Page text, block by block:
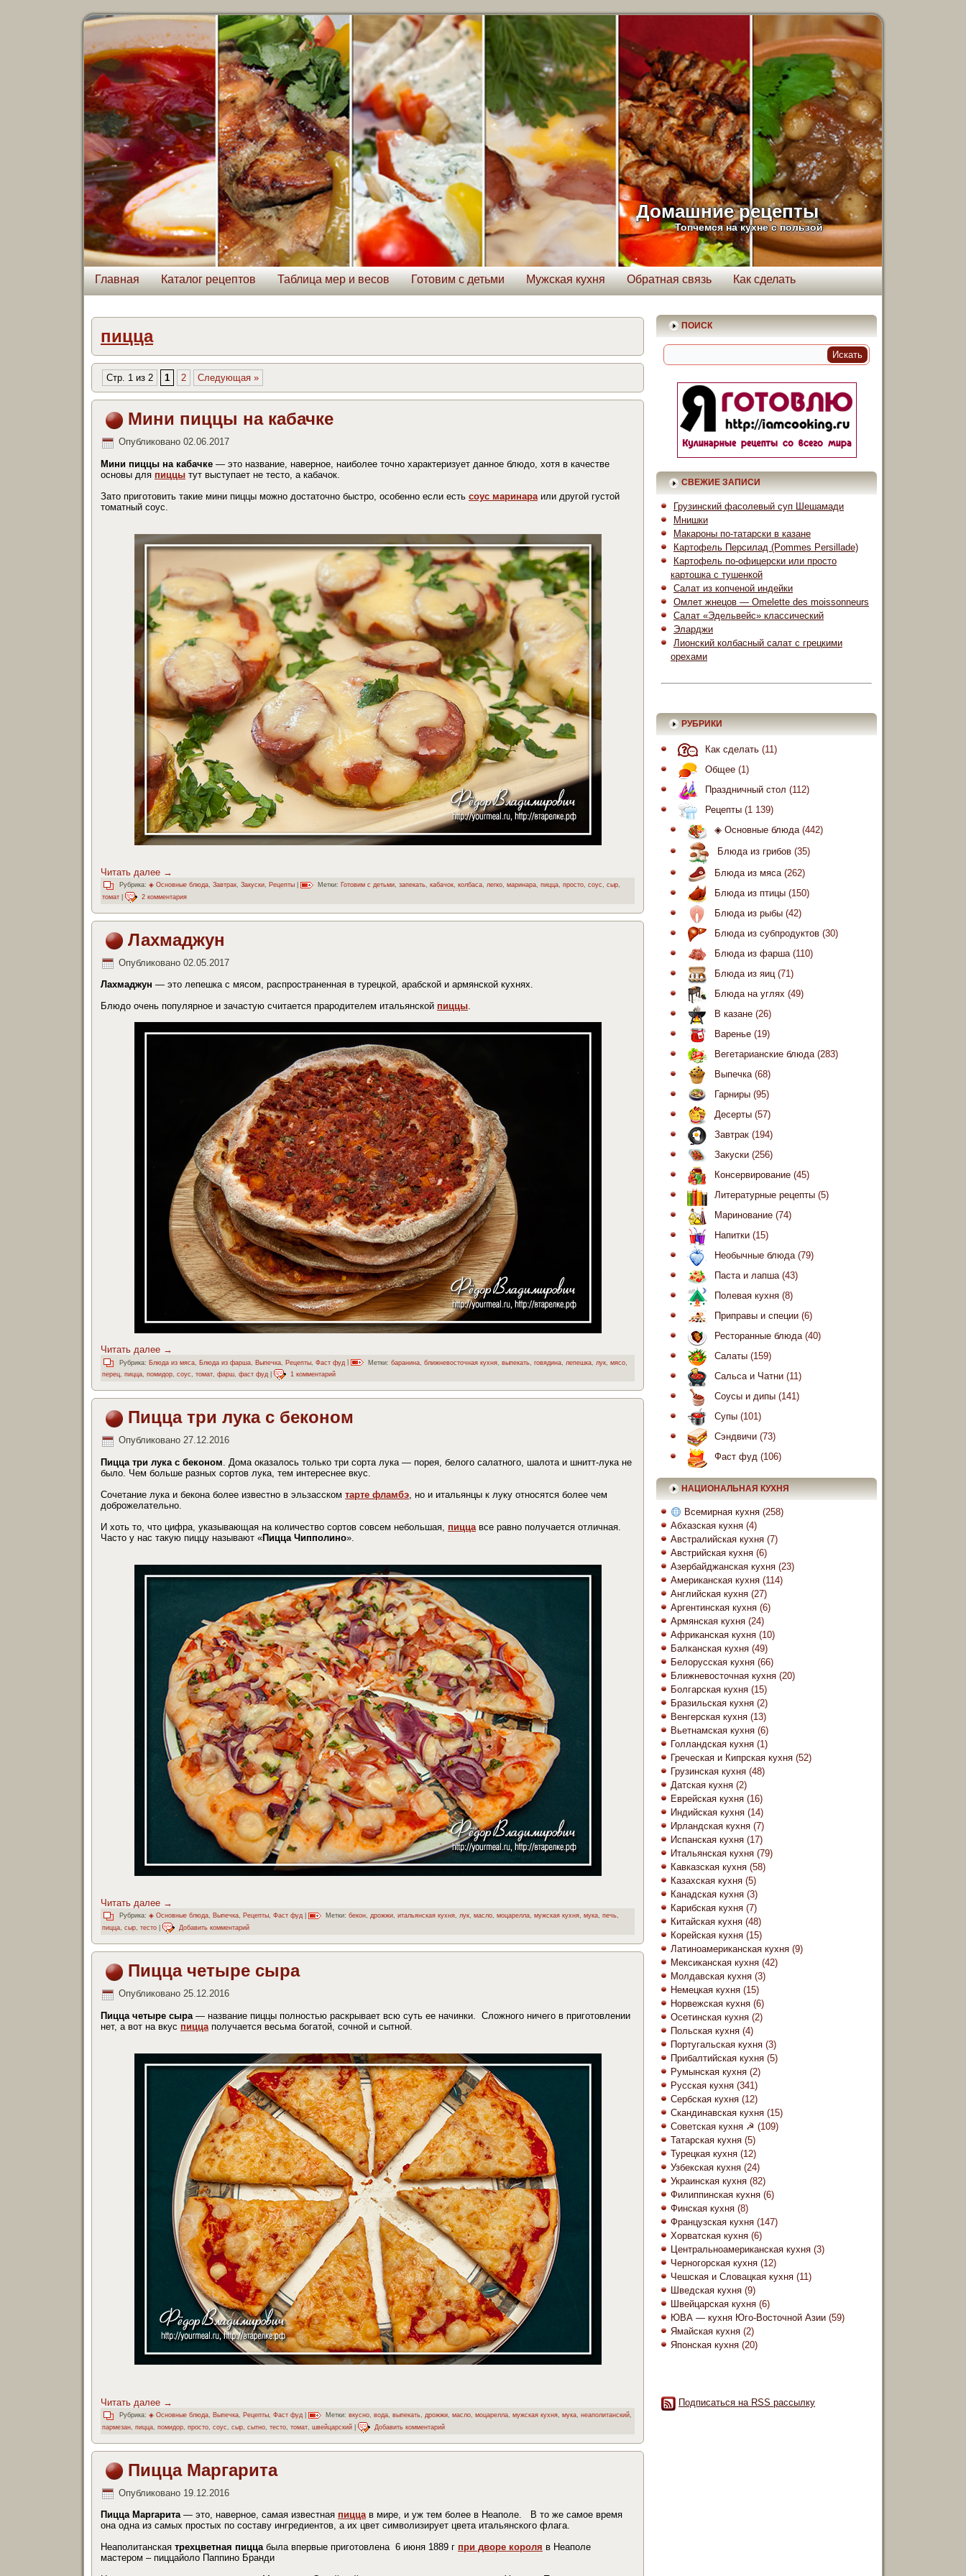
Домашние рецепты
Топчемся на кухне с пользой
Главная Каталог рецептов Таблица мер и весов Готовим с детьми Мужская кухня Обратная связь Как сделать
пицца
Стр. 1 из 2 1 2 Следующая »
Мини пиццы на кабачке
Опубликовано 02.06.2017
Мини пиццы на кабачке — это название, наверное, наиболее точно характеризует данное блюдо, хотя в качестве
основы для пиццы тут выступает не тесто, а кабачок.
Зато приготовить такие мини пиццы можно достаточно быстро, особенно если есть соус маринара или другой густой
томатный соус.
Читать далее →
Рубрика: ◈ Основные блюда, Завтрак, Закуски, Рецепты Метки: Готовим с детьми, запекать, кабачок, колбаса, легко, маринара, пицца, просто, соус, сыр,
томат
2 комментария
Лахмаджун
Опубликовано 02.05.2017
Лахмаджун — это лепешка с мясом, распространенная в турецкой, арабской и армянской кухнях.
Блюдо очень популярное и зачастую считается прародителем итальянской пиццы.
Читать далее →
Рубрика: Блюда из мяса Блюда из фарша Выпечка Рецепты Фаст фуд Метки: баранина ближневосточная кухня выпекать говядина лепешка лук мясо
перец, пицца, помидор, соус, томат, фарш, фаст фуд 1 комментарий
Пицца три лука с беконом
Опубликовано 27.12.2016
Пицца три лука с беконом . Дома оказалось только три сорта лука — порея, белого салатного, шалота и шнитт-лука не
было. Чем больше разных сортов лука, тем интереснее вкус.
Сочетание лука и бекона более известно в эльзасском тарте фламбэ , но и итальянцы к луку относятся более чем
доброжелательно.
И хоть то, что цифра, указывающая на количество сортов совсем небольшая, пицца все равно получается отличная.
Часто у нас такую пиццу называют «Пицца Чипполино».
Читать далее →
Рубрика: ◈ Основные блюда, Выпечка, Рецепты, Фаст фуд Метки: бекон, дрожжи, итальянская кухня, лук, масло, моцарелла, мужская кухня, мука, печь,
пицца сыр тесто Добавить комментарий
Пицца четыре сыра
Опубликовано 25.12.2016
Пицца четыре сыра — название пиццы полностью раскрывает всю суть ее начинки. Сложного ничего в приготовлении
нет, а вот на вкус пицца получается весьма богатой, сочной и сытной.
Читать далее →
Рубрика: ◈ Основные блюда, Выпечка, Рецепты, Фаст фуд Метки: вкусно, вода, выпекать, дрожжи, масло, моцарелла, мужская кухня, мука, неаполитанский,
пармезан пицца помидор просто соус сыр сытно тесто томат швейцарский Добавить комментарий
Пицца Маргарита
Опубликовано 19.12.2016
Пицца Маргарита— это, наверное, самая известная пиццав мире, и уж тем более в Неаполе. В то же самое время
она одна из самых простых по составу ингредиентов, а их цвет символизирует цвета итальянского флага.
Неаполитанская трехцветная пиццабыла впервые приготовлена 6 июня 1889 г при дворе короля в Неаполе
мастером – пиццайоло Паппино Бранди
ПОИСК
СВЕЖИЕ ЗАПИСИ
Грузинский фасолевый суп Шешамади
Мнишки
Макароны по-татарски в казане
Картофель Персилад (Pommes Persillade)
Картофель по-офицерски или просто
картошка с тушенкой
Салат из копченой индейки
Омлет жнецов — Omelette des moissonneurs
Салат «Эдельвейс» классический
Эларджи
Лионский колбасный салат с грецкими
орехами
РУБРИКИ
Как сделать (11)
Общее (1)
Праздничный стол (112)
Рецепты (1 139)
◈ Основные блюда(442)
Блюда из грибов (35)
Блюда из мяса(262)
Блюда из птицы (150)
Блюда из рыбы (42)
Блюда из субпродуктов (30)
Блюда из фарша(110)
Блюда из яиц(71)
Блюда на углях (49)
В казане (26)
Варенье (19)
Вегетарианские блюда(283)
Выпечка(68)
Гарниры (95)
Десерты (57)
Завтрак (194)
Закуски (256)
Консервирование (45)
Литературные рецепты (5)
Маринование (74)
Напитки (15)
Необычные блюда(79)
Паста и лапша(43)
Полевая кухня (8)
Приправы и специи (6)
Ресторанные блюда(40)
Салаты (159)
Сальса и Чатни (11)
Соусы и дипы (141)
Супы (101)
Сэндвичи (73)
Фаст фуд (106)
НАЦИОНАЛЬНАЯ КУХНЯ
Всемирная кухня(258)
Абхазская кухня (4)
Австралийская кухня (7)
Австрийская кухня (6)
Азербайджанская кухня (23)
Американская кухня (114)
Английская кухня (27)
Аргентинская кухня (6)
Армянская кухня (24)
Африканская кухня (10)
Балканская кухня (49)
Белорусская кухня (66)
Ближневосточная кухня (20)
Болгарская кухня (15)
Бразильская кухня (2)
Венгерская кухня (13)
Вьетнамская кухня (6)
Голландская кухня (1)
Греческая и Кипрская кухня (52)
Грузинская кухня (48)
Датская кухня (2)
Еврейская кухня (16)
Индийская кухня (14)
Ирландская кухня (7)
Испанская кухня (17)
Итальянская кухня (79)
Кавказская кухня (58)
Казахская кухня (5)
Канадская кухня (3)
Карибская кухня (7)
Китайская кухня (48)
Корейская кухня (15)
Латиноамериканская кухня (9)
Мексиканская кухня (42)
Молдавская кухня (3)
Немецкая кухня (15)
Норвежская кухня (6)
Осетинская кухня (2)
Польская кухня (4)
Португальская кухня (3)
Прибалтийская кухня (5)
Румынская кухня (2)
Русская кухня (341)
Сербская кухня (12)
Скандинавская кухня (15)
Советская кухня ☭ (109)
Татарская кухня (5)
Турецкая кухня (12)
Узбекская кухня (24)
Украинская кухня (82)
Филиппинская кухня (6)
Финская кухня (8)
Французская кухня (147)
Хорватская кухня (6)
Центральноамериканская кухня (3)
Черногорская кухня (12)
Чешская и Словацкая кухня (11)
Шведская кухня (9)
Швейцарская кухня (6)
ЮВА — кухня Юго-Восточной Азии (59)
Ямайская кухня (2)
Японская кухня (20)
Подписаться на RSS рассылку